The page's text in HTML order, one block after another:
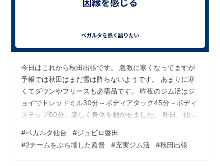
今日はこれから秋田出張です。 急激に寒くなってますが
予報では秋田はまだ雪は降らないようです。 あまりに寒
くてダウンやフリースも必需品です。 昨夜のジム活はジ
ョイでトレッドミル30分～ボディアタック45分～ボディ
ステップ60分。楽しく身体を動かせました。 昨日、仙台
た。 kahoku.news 今朝の河北に今年低迷した要因の記事
が載ってます。 まだネット記事になってませんがやはり
開幕戦の町田戦でGK林選手は相当ヤバい予感を感じてた
#ベガルタ仙台 #ジュビロ磐田
#2チームをぶち壊した監督 #充実ジム活 #秋田出張